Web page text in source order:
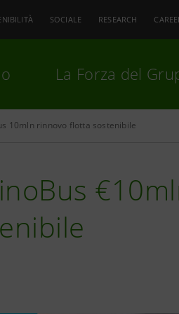
SOCIALE RESEARCH
La Forza del
10mln rinnovo flotta sostenibile